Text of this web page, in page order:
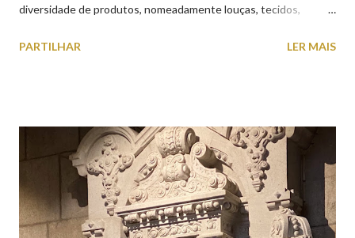
diversidade de produtos, nomeadamente louças, tecidos,
cobres entre muitos outros. Horário de funcionamento | Verão
(2019.10.25) Feira Semanal em Viana do Castelo (2019.10.25)
Feira Semanal em Viana do Castelo (2019.10.25) Feira Semanal
em Viana do Castelo (2019.10.25) Feira Semanal em Viana do
Castelo (2019.10.25) Feira Semanal em Viana do Castelo
(2019.10.25)
PARTILHAR LER MAIS